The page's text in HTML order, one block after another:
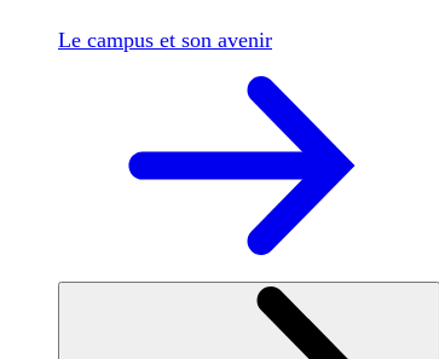
Le campus et son avenir